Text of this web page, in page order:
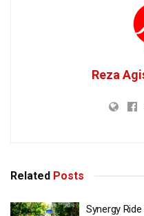
Reza
Related Posts
Synergy